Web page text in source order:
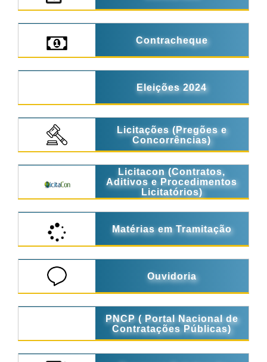
Contracheque
Eleições 2024
Licitações (Pregões e
Concorrências)
Licitacon (Contratos,
Aditivos e Procedimentos
Licitatórios)
Matérias em Tramitação
Ouvidoria
PNCP ( Portal Nacional de
Contratações Públicas)